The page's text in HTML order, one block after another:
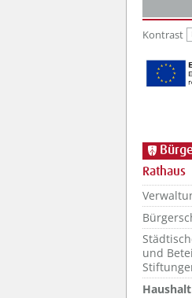
Kontrast
Rathaus
und
Haushalt